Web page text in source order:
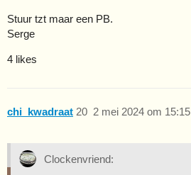
Stuur tzt maar een PB.
Serge
4 likes
chi_kwadraat 2 mei 2024 om 15:15
20
Clockenvriend: